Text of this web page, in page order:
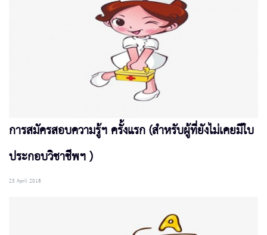
การสมัครสอบความรู้ฯ ครั้งแรก (สำหรับผู้ที่ยังไม่เคยมีใบ
ประกอบวิชาชีพฯ )
23 April 2018